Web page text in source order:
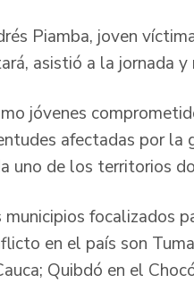
Piamba, joven
asistió a la jornada
jóvenes
afectadas por la
uno de los territorios
municipios focalizados
en el país son
Quibdó en el